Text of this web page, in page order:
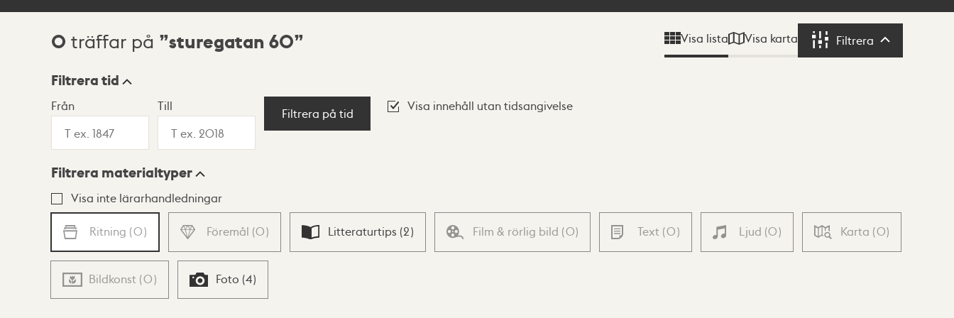
Sökresultat
0 träffar på sturegatan 60 Visa lista Visa karta Filtrera Filtrera
Visningsläge
Lista Karta
Filtrera tid
Från Till
Filtrera på tid
Visa innehåll utan tidsangivelse
Filtrera materialtyper
Visa inte lärarhandledningar
Ritning (0) Föremål (0) Litteraturtips (2) Film & rörlig bild (0) Text (0) Ljud (0) Karta (0)
Bildkonst (0) Foto (4)